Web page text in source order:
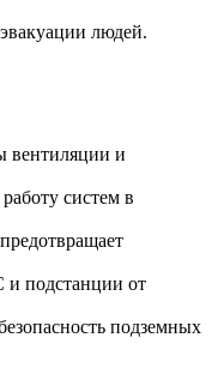
людей.
вентиляции и
систем в
подстанции от
подземных